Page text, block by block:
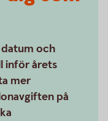
datum och
inför årets
mer
på